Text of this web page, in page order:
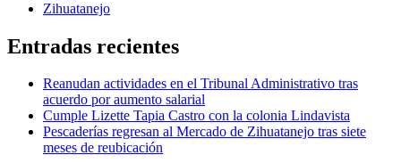
Zihuatanejo
Entradas recientes
Reanudan actividades en el Tribunal Administrativo tras
acuerdo por aumento salarial
Cumple Lizette Tapia Castro con la colonia Lindavista
Pescaderías regresan al Mercado de Zihuatanejo tras siete
meses de reubicación